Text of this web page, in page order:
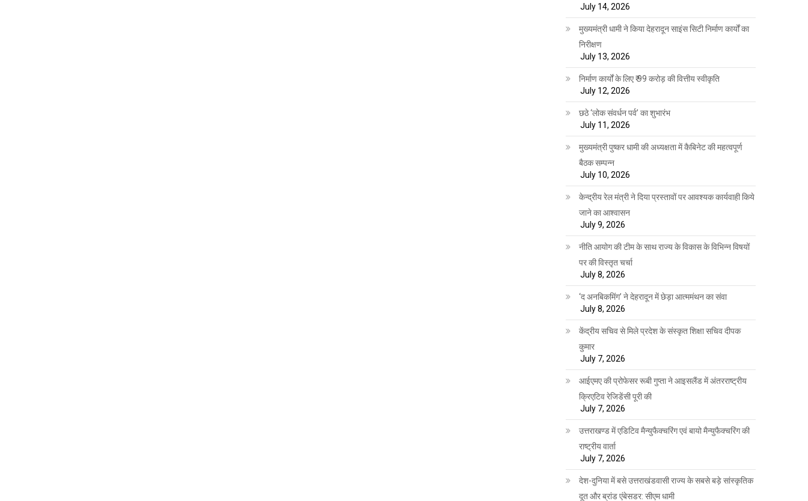
July 14, 2026
मुख्यमंत्री धामी ने किया देहरादून साइंस सिटी निर्माण कार्यों का
निरीक्षण
July 13, 2026
निर्माण कार्यों के लिए ₹ 99 करोड़ की वित्तीय स्वीकृति
July 12, 2026
छठे ‘लोक संवर्धन पर्व’ का शुभारंभ
July 11, 2026
मुख्यमंत्री पुष्कर धामी की अध्यक्षता में कैबिनेट की महत्वपूर्ण
बैठक सम्पन्न
July 10, 2026
केन्द्रीय रेल मंत्री ने दिया प्रस्तावों पर आवश्यक कार्यवाही किये
जाने का आश्वासन
July 9, 2026
नीति आयोग की टीम के साथ राज्य के विकास के विभिन्न विषयों
पर की विस्तृत चर्चा
July 8, 2026
‘द अनबिकमिंग’ ने देहरादून में छेड़ा आत्ममंथन का संवा
July 8, 2026
केंद्रीय सचिव से मिले प्रदेश के संस्कृत शिक्षा सचिव दीपक
कुमार
July 7, 2026
आईएमए की प्रोफेसर रूबी गुप्ता ने आइसलैंड में अंतरराष्ट्रीय
क्रिएटिव रेजिडेंसी पूरी की
July 7, 2026
उत्तराखण्ड में एडिटिव मैन्युफैक्चरिंग एवं बायो मैन्युफैक्चरिंग की
राष्ट्रीय वार्ता
July 7, 2026
देश-दुनिया में बसे उत्तराखंडवासी राज्य के सबसे बड़े सांस्कृतिक
दूत और ब्रांड एंबेसडर: सीएम धामी